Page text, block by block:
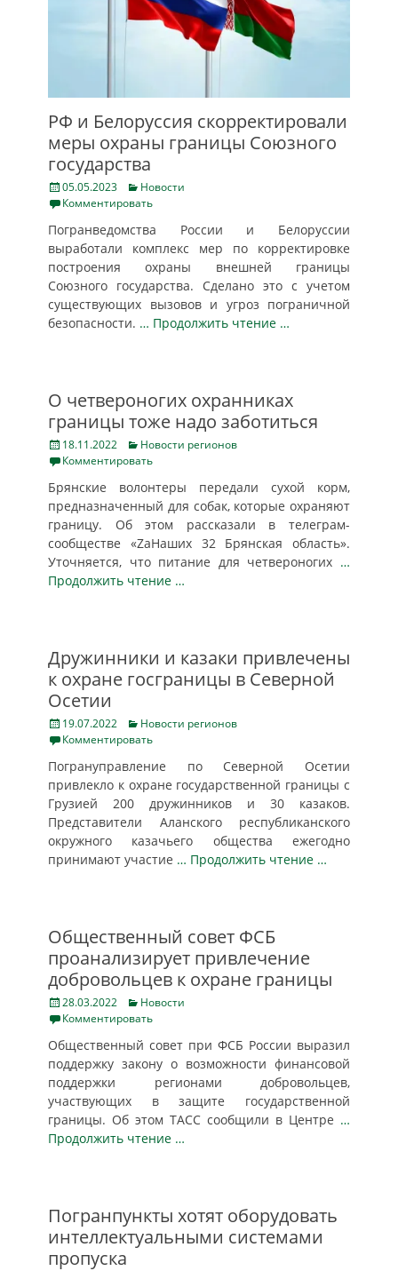
РФ и Белоруссия скорректировали
меры охраны границы Союзного
государства
Posted
on
05.05.2023 Categories
Новости
Комментировать
Погранведомства России и Белоруссии
выработали комплекс мер по корректировке
построения охраны внешней границы
Союзного государства. Сделано это с учетом
существующих вызовов и угроз пограничной
безопасности. … Продолжить чтение …
О четвероногих охранниках
границы тоже надо заботиться
Posted
on
18.11.2022 Categories
Новости регионов
Комментировать
Брянские волонтеры передали сухой корм,
предназначенный для собак, которые охраняют
границу. Об этом рассказали в телеграм-
сообществе «ZаНаших 32 Брянская область».
Уточняется, что питание для четвероногих …
Продолжить чтение …
Дружинники и казаки привлечены
к охране госграницы в Северной
Осетии
Posted
on
19.07.2022 Categories
Новости регионов
Комментировать
Погрануправление по Северной Осетии
привлекло к охране государственной границы с
Грузией 200 дружинников и 30 казаков.
Представители Аланского республиканского
окружного казачьего общества ежегодно
принимают участие … Продолжить чтение …
Общественный совет ФСБ
проанализирует привлечение
добровольцев к охране границы
Posted
on
28.03.2022 Categories
Новости
Комментировать
Общественный совет при ФСБ России выразил
поддержку закону о возможности финансовой
поддержки регионами добровольцев,
участвующих в защите государственной
границы. Об этом ТАСС сообщили в Центре …
Продолжить чтение …
Погранпункты хотят оборудовать
интеллектуальными системами
пропуска